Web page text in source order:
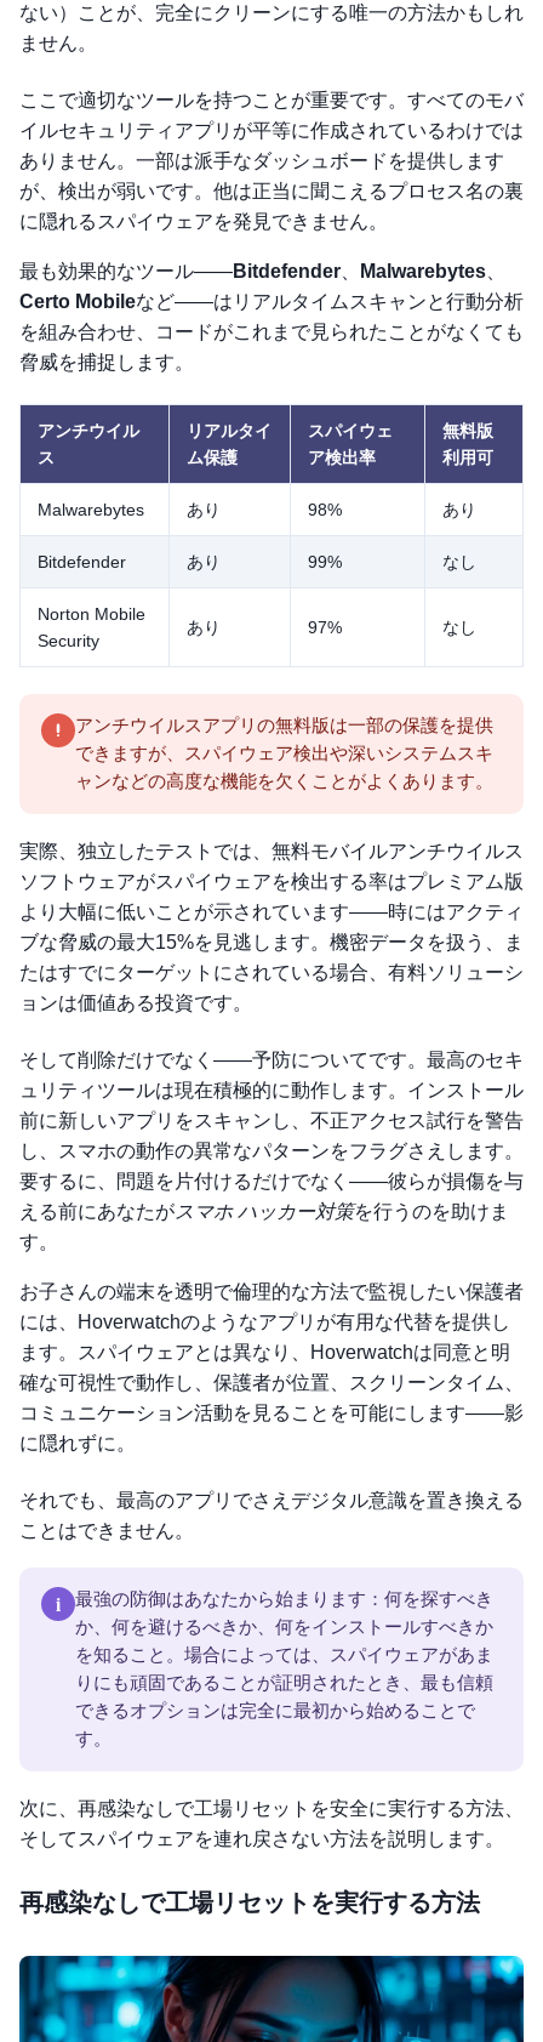
ない）ことが、完全にクリーンにする唯一の方法かもしれ
ません。
ここで適切なツールを持つことが重要です。すべてのモバ
イルセキュリティアプリが平等に作成されているわけでは
ありません。一部は派手なダッシュボードを提供します
が、検出が弱いです。他は正当に聞こえるプロセス名の裏
に隠れるスパイウェアを発見できません。
最も効果的なツール——Bitdefender Malwarebytes
Certo Mobileなど——はリアルタイムスキャンと行動分析
を組み合わせ、コードがこれまで見られたことがなくても
脅威を捕捉します。
アンチウイル
ス
リアルタイ
ム保護
スパイウェ
ア検出率
無料版
利用可
Malwarebytes あり 98% あり
Bitdefender あり 99% なし
Norton Mobile
Security
あり 97% なし
アンチウイルスアプリの無料版は一部の保護を提供
できますが、スパイウェア検出や深いシステムスキ
ャンなどの高度な機能を欠くことがよくあります。
実際、独立したテストでは、無料モバイルアンチウイルス
ソフトウェアがスパイウェアを検出する率はプレミアム版
より大幅に低いことが示されています——時にはアクティ
ブな脅威の最大15%を見逃します。機密データを扱う、ま
たはすでにターゲットにされている場合、有料ソリューシ
ョンは価値ある投資です。
そして削除だけでなく——予防についてです。最高のセキ
ュリティツールは現在積極的に動作します。インストール
前に新しいアプリをスキャンし、不正アクセス試行を警告
し、スマホの動作の異常なパターンをフラグさえします。
要するに、問題を片付けるだけでなく——彼らが損傷を与
える前にあなたが スマホ ハッカー対策を行うのを助けま
す。
お子さんの端末を透明で倫理的な方法で監視したい保護者
には、Hoverwatchのようなアプリが有用な代替を提供し
ます。スパイウェアとは異なり、Hoverwatchは同意と明
確な可視性で動作し、保護者が位置、スクリーンタイム、
コミュニケーション活動を見ることを可能にします——影
に隠れずに。
それでも、最高のアプリでさえデジタル意識を置き換える
ことはできません。
i
最強の防御はあなたから始まります：何を探すべき
か、何を避けるべきか、何をインストールすべきか
を知ること。場合によっては、スパイウェアがあま
りにも頑固であることが証明されたとき、最も信頼
できるオプションは完全に最初から始めることで
す。
次に、再感染なしで工場リセットを安全に実行する方法、
そしてスパイウェアを連れ戻さない方法を説明します。
再感染なしで工場リセットを実行する方法